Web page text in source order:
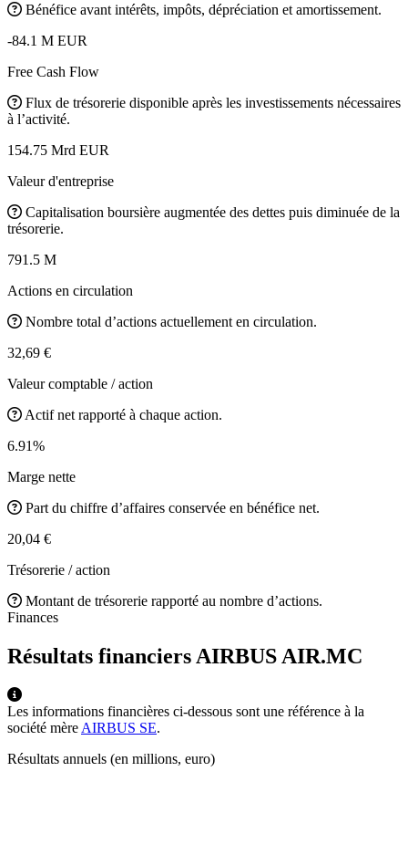
Bénéfice avant intérêts, impôts, dépréciation et amortissement.
-84.1 M EUR
Free Cash Flow
Flux de trésorerie disponible après les investissements nécessaires
à l’activité.
154.75 Mrd EUR
Valeur d'entreprise
Capitalisation boursière augmentée des dettes puis diminuée de la
trésorerie.
791.5 M
Actions en circulation
Nombre total d’actions actuellement en circulation.
32,69 €
Valeur comptable / action
Actif net rapporté à chaque action.
6.91%
Marge nette
Part du chiffre d’affaires conservée en bénéfice net.
20,04 €
Trésorerie / action
Montant de trésorerie rapporté au nombre d’actions.
Finances
Résultats financiers AIRBUS AIR.MC
Les informations financières ci-dessous sont une référence à la
société mère AIRBUS SE.
Résultats annuels (en millions, euro)